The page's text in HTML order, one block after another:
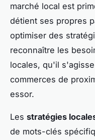
marché local est
détient ses propres
optimiser des
reconnaître les
locales, qu'il
commerces de
essor.
Les stratégies
de mots-clés